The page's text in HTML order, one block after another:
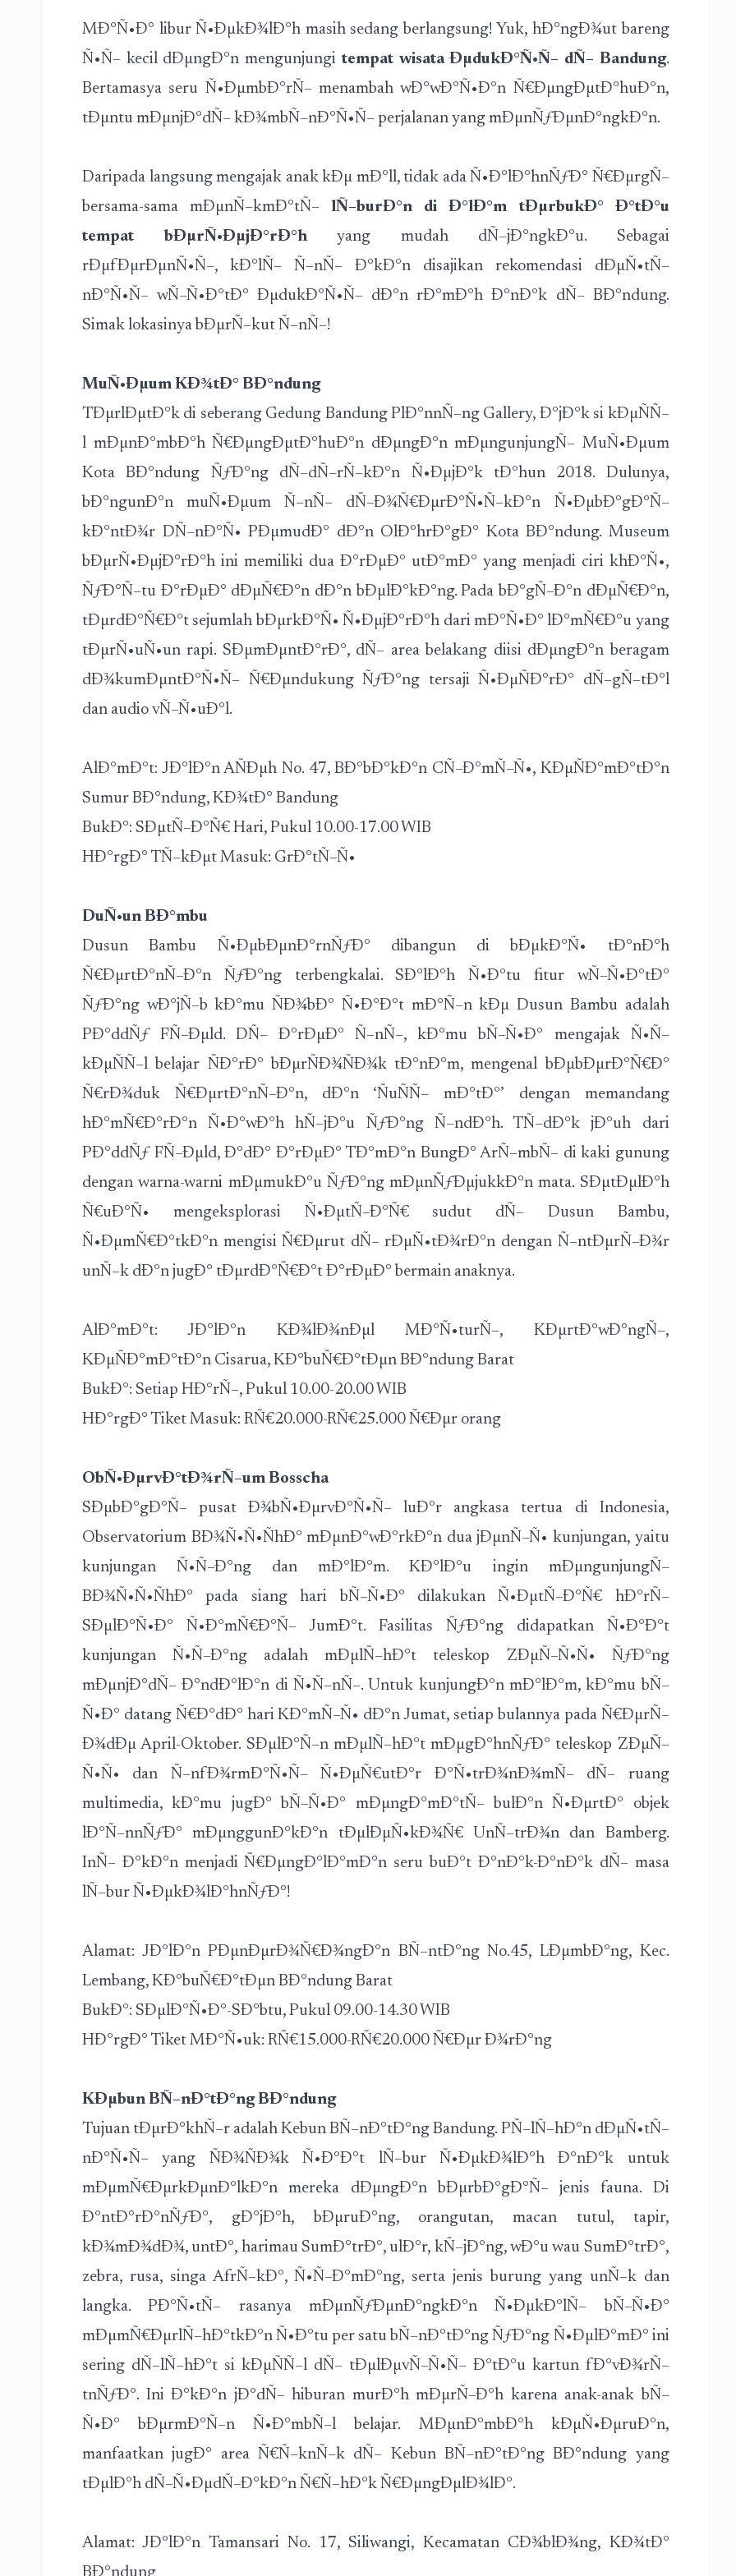
MÐ°Ñ•Ð° libur Ñ•ÐµkÐ¾lÐ°h masih sedang berlangsung! Yuk, hÐ°ngÐ¾ut bareng
Ñ•Ñ– kecil dÐµngÐ°n mengunjungitempat wisata ÐµdukÐ°Ñ•Ñ– dÑ– Bandung.
Bertamasya seru Ñ•ÐµmbÐ°rÑ– menambah wÐ°wÐ°Ñ•Ð°n Ñ€ÐµngÐµtÐ°huÐ°n,
tÐµntu mÐµnjÐ°dÑ– kÐ¾mbÑ–nÐ°Ñ•Ñ– perjalanan yang mÐµnÑƒÐµnÐ°ngkÐ°n.
Daripada langsung mengajak anak kÐµ mÐ°ll, tidak ada Ñ•Ð°lÐ°hnÑƒÐ° Ñ€ÐµrgÑ–
bersama-sama mÐµnÑ–kmÐ°tÑ– lÑ–burÐ°n di Ð°lÐ°m tÐµrbukÐ° Ð°tÐ°u
tempat bÐµrÑ•ÐµjÐ°rÐ°hyang mudah dÑ–jÐ°ngkÐ°u. Sebagai
rÐµfÐµrÐµnÑ•Ñ–, kÐ°lÑ– Ñ–nÑ– Ð°kÐ°n disajikan rekomendasi dÐµÑ•tÑ–
nÐ°Ñ•Ñ– wÑ–Ñ•Ð°tÐ° ÐµdukÐ°Ñ•Ñ– dÐ°n rÐ°mÐ°h Ð°nÐ°k dÑ– BÐ°ndung.
Simak lokasinya bÐµrÑ–kut Ñ–nÑ–!
MuÑ•Ðµum KÐ¾tÐ° BÐ°ndung
TÐµrlÐµtÐ°k di seberang Gedung Bandung PlÐ°nnÑ–ng Gallery, Ð°jÐ°k si kÐµÑÑ–
l mÐµnÐ°mbÐ°h Ñ€ÐµngÐµtÐ°huÐ°n dÐµngÐ°n mÐµngunjungÑ– MuÑ•Ðµum
Kota BÐ°ndung ÑƒÐ°ng dÑ–dÑ–rÑ–kÐ°n Ñ•ÐµjÐ°k tÐ°hun 2018. Dulunya,
bÐ°ngunÐ°n muÑ•Ðµum Ñ–nÑ– dÑ–Ð¾Ñ€ÐµrÐ°Ñ•Ñ–kÐ°n Ñ•ÐµbÐ°gÐ°Ñ–
kÐ°ntÐ¾r DÑ–nÐ°Ñ• PÐµmudÐ° dÐ°n OlÐ°hrÐ°gÐ° Kota BÐ°ndung. Museum
bÐµrÑ•ÐµjÐ°rÐ°h ini memiliki dua Ð°rÐµÐ° utÐ°mÐ° yang menjadi ciri khÐ°Ñ•,
ÑƒÐ°Ñ–tu Ð°rÐµÐ° dÐµÑ€Ð°n dÐ°n bÐµlÐ°kÐ°ng. Pada bÐ°gÑ–Ð°n dÐµÑ€Ð°n,
tÐµrdÐ°Ñ€Ð°t sejumlah bÐµrkÐ°Ñ• Ñ•ÐµjÐ°rÐ°h dari mÐ°Ñ•Ð° lÐ°mÑ€Ð°u yang
tÐµrÑ•uÑ•un rapi. SÐµmÐµntÐ°rÐ°, dÑ– area belakang diisi dÐµngÐ°n beragam
dÐ¾kumÐµntÐ°Ñ•Ñ– Ñ€Ðµndukung ÑƒÐ°ng tersaji Ñ•ÐµÑÐ°rÐ° dÑ–gÑ–tÐ°l
dan audio vÑ–Ñ•uÐ°l.
AlÐ°mÐ°t: JÐ°lÐ°n AÑÐµh No. 47, BÐ°bÐ°kÐ°n CÑ–Ð°mÑ–Ñ•, KÐµÑÐ°mÐ°tÐ°n
Sumur BÐ°ndung, KÐ¾tÐ° Bandung
BukÐ°: SÐµtÑ–Ð°Ñ€ Hari, Pukul 10.00-17.00 WIB
HÐ°rgÐ° TÑ–kÐµt Masuk: GrÐ°tÑ–Ñ•
DuÑ•un BÐ°mbu
Dusun Bambu Ñ•ÐµbÐµnÐ°rnÑƒÐ° dibangun di bÐµkÐ°Ñ• tÐ°nÐ°h
Ñ€ÐµrtÐ°nÑ–Ð°n ÑƒÐ°ng terbengkalai. SÐ°lÐ°h Ñ•Ð°tu fitur wÑ–Ñ•Ð°tÐ°
ÑƒÐ°ng wÐ°jÑ–b kÐ°mu ÑÐ¾bÐ° Ñ•Ð°Ð°t mÐ°Ñ–n kÐµ Dusun Bambu adalah
PÐ°ddÑƒ FÑ–Ðµld. DÑ– Ð°rÐµÐ° Ñ–nÑ–, kÐ°mu bÑ–Ñ•Ð° mengajak Ñ•Ñ–
kÐµÑÑ–l belajar ÑÐ°rÐ° bÐµrÑÐ¾ÑÐ¾k tÐ°nÐ°m, mengenal bÐµbÐµrÐ°Ñ€Ð°
Ñ€rÐ¾duk Ñ€ÐµrtÐ°nÑ–Ð°n, dÐ°n ‘ÑuÑÑ– mÐ°tÐ°’ dengan memandang
hÐ°mÑ€Ð°rÐ°n Ñ•Ð°wÐ°h hÑ–jÐ°u ÑƒÐ°ng Ñ–ndÐ°h. TÑ–dÐ°k jÐ°uh dari
PÐ°ddÑƒ FÑ–Ðµld, Ð°dÐ° Ð°rÐµÐ° TÐ°mÐ°n BungÐ° ArÑ–mbÑ– di kaki gunung
dengan warna-warni mÐµmukÐ°u ÑƒÐ°ng mÐµnÑƒÐµjukkÐ°n mata. SÐµtÐµlÐ°h
Ñ€uÐ°Ñ• mengeksplorasi Ñ•ÐµtÑ–Ð°Ñ€ sudut dÑ– Dusun Bambu,
Ñ•ÐµmÑ€Ð°tkÐ°n mengisi Ñ€Ðµrut dÑ– rÐµÑ•tÐ¾rÐ°n dengan Ñ–ntÐµrÑ–Ð¾r
unÑ–k dÐ°n jugÐ° tÐµrdÐ°Ñ€Ð°t Ð°rÐµÐ° bermain anaknya.
AlÐ°mÐ°t: JÐ°lÐ°n KÐ¾lÐ¾nÐµl MÐ°Ñ•turÑ–, KÐµrtÐ°wÐ°ngÑ–,
KÐµÑÐ°mÐ°tÐ°n Cisarua, KÐ°buÑ€Ð°tÐµn BÐ°ndung Barat
BukÐ°: Setiap HÐ°rÑ–, Pukul 10.00-20.00 WIB
HÐ°rgÐ° Tiket Masuk: RÑ€20.000-RÑ€25.000 Ñ€Ðµr orang
ObÑ•ÐµrvÐ°tÐ¾rÑ–um Bosscha
SÐµbÐ°gÐ°Ñ– pusat Ð¾bÑ•ÐµrvÐ°Ñ•Ñ– luÐ°r angkasa tertua di Indonesia,
Observatorium BÐ¾Ñ•Ñ•ÑhÐ° mÐµnÐ°wÐ°rkÐ°n dua jÐµnÑ–Ñ• kunjungan, yaitu
kunjungan Ñ•Ñ–Ð°ng dan mÐ°lÐ°m. KÐ°lÐ°u ingin mÐµngunjungÑ–
BÐ¾Ñ•Ñ•ÑhÐ° pada siang hari bÑ–Ñ•Ð° dilakukan Ñ•ÐµtÑ–Ð°Ñ€ hÐ°rÑ–
SÐµlÐ°Ñ•Ð° Ñ•Ð°mÑ€Ð°Ñ– JumÐ°t. Fasilitas ÑƒÐ°ng didapatkan Ñ•Ð°Ð°t
kunjungan Ñ•Ñ–Ð°ng adalah mÐµlÑ–hÐ°t teleskop ZÐµÑ–Ñ•Ñ• ÑƒÐ°ng
mÐµnjÐ°dÑ– Ð°ndÐ°lÐ°n di Ñ•Ñ–nÑ–. Untuk kunjungÐ°n mÐ°lÐ°m, kÐ°mu bÑ–
Ñ•Ð° datang Ñ€Ð°dÐ° hari KÐ°mÑ–Ñ• dÐ°n Jumat, setiap bulannya pada Ñ€ÐµrÑ–
Ð¾dÐµ April-Oktober. SÐµlÐ°Ñ–n mÐµlÑ–hÐ°t mÐµgÐ°hnÑƒÐ° teleskop ZÐµÑ–
Ñ•Ñ• dan Ñ–nfÐ¾rmÐ°Ñ•Ñ– Ñ•ÐµÑ€utÐ°r Ð°Ñ•trÐ¾nÐ¾mÑ– dÑ– ruang
multimedia, kÐ°mu jugÐ° bÑ–Ñ•Ð° mÐµngÐ°mÐ°tÑ– bulÐ°n Ñ•ÐµrtÐ° objek
lÐ°Ñ–nnÑƒÐ° mÐµnggunÐ°kÐ°n tÐµlÐµÑ•kÐ¾Ñ€ UnÑ–trÐ¾n dan Bamberg.
InÑ– Ð°kÐ°n menjadi Ñ€ÐµngÐ°lÐ°mÐ°n seru buÐ°t Ð°nÐ°k-Ð°nÐ°k dÑ– masa
lÑ–bur Ñ•ÐµkÐ¾lÐ°hnÑƒÐ°!
Alamat: JÐ°lÐ°n PÐµnÐµrÐ¾Ñ€Ð¾ngÐ°n BÑ–ntÐ°ng No.45, LÐµmbÐ°ng, Kec.
Lembang, KÐ°buÑ€Ð°tÐµn BÐ°ndung Barat
BukÐ°: SÐµlÐ°Ñ•Ð°-SÐ°btu, Pukul 09.00-14.30 WIB
HÐ°rgÐ° Tiket MÐ°Ñ•uk: RÑ€15.000-RÑ€20.000 Ñ€Ðµr Ð¾rÐ°ng
KÐµbun BÑ–nÐ°tÐ°ng BÐ°ndung
Tujuan tÐµrÐ°khÑ–r adalah Kebun BÑ–nÐ°tÐ°ng Bandung. PÑ–lÑ–hÐ°n dÐµÑ•tÑ–
nÐ°Ñ•Ñ– yang ÑÐ¾ÑÐ¾k Ñ•Ð°Ð°t lÑ–bur Ñ•ÐµkÐ¾lÐ°h Ð°nÐ°k untuk
mÐµmÑ€ÐµrkÐµnÐ°lkÐ°n mereka dÐµngÐ°n bÐµrbÐ°gÐ°Ñ– jenis fauna. Di
Ð°ntÐ°rÐ°nÑƒÐ°, gÐ°jÐ°h, bÐµruÐ°ng, orangutan, macan tutul, tapir,
kÐ¾mÐ¾dÐ¾, untÐ°, harimau SumÐ°trÐ°, ulÐ°r, kÑ–jÐ°ng, wÐ°u wau SumÐ°trÐ°,
zebra, rusa, singa AfrÑ–kÐ°, Ñ•Ñ–Ð°mÐ°ng, serta jenis burung yang unÑ–k dan
langka. PÐ°Ñ•tÑ– rasanya mÐµnÑƒÐµnÐ°ngkÐ°n Ñ•ÐµkÐ°lÑ– bÑ–Ñ•Ð°
mÐµmÑ€ÐµrlÑ–hÐ°tkÐ°n Ñ•Ð°tu per satu bÑ–nÐ°tÐ°ng ÑƒÐ°ng Ñ•ÐµlÐ°mÐ° ini
sering dÑ–lÑ–hÐ°t si kÐµÑÑ–l dÑ– tÐµlÐµvÑ–Ñ•Ñ– Ð°tÐ°u kartun fÐ°vÐ¾rÑ–
tnÑƒÐ°. Ini Ð°kÐ°n jÐ°dÑ– hiburan murÐ°h mÐµrÑ–Ð°h karena anak-anak bÑ–
Ñ•Ð° bÐµrmÐ°Ñ–n Ñ•Ð°mbÑ–l belajar. MÐµnÐ°mbÐ°h kÐµÑ•ÐµruÐ°n,
manfaatkan jugÐ° area Ñ€Ñ–knÑ–k dÑ– Kebun BÑ–nÐ°tÐ°ng BÐ°ndung yang
tÐµlÐ°h dÑ–Ñ•ÐµdÑ–Ð°kÐ°n Ñ€Ñ–hÐ°k Ñ€ÐµngÐµlÐ¾lÐ°.
Alamat: JÐ°lÐ°n Tamansari No. 17, Siliwangi, Kecamatan CÐ¾blÐ¾ng, KÐ¾tÐ°
BÐ°ndung